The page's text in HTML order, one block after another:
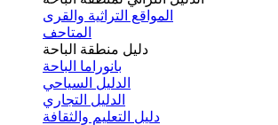
المواقع التراثية والقرى
المتاحف
دليل منطقة الباحة
بانوراما الباحة
الدليل السياحي
الدليل التجاري
دليل التعليم والثقافة